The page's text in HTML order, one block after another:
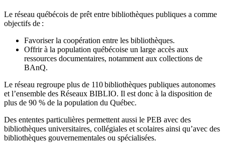
Le réseau québécois de prêt entre bibliothèques publiques a comme
objectifs de :
Favoriser la coopération entre les bibliothèques.
Offrir à la population québécoise un large accès aux
ressources documentaires, notamment aux collections de
BAnQ.
Le réseau regroupe plus de 110bibliothèques publiques autonomes
et l’ensemble des Réseaux BIBLIO. Il est donc à la disposition de
plus de 90 % de la population du Québec.
Des ententes particulières permettent aussi le PEB avec des
bibliothèques universitaires, collégiales et scolaires ainsi qu’avec des
bibliothèques gouvernementales ou spécialisées.